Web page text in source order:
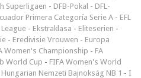
Superligaen - DFB-Pokal - DFL-
Primera Categoría Serie A - EFL
- Ekstraklasa - Eliteserien -
- Eredivisie Vrouwen - Europa
Women's Championship - FA
World Cup - FIFA Women's World
Hungarian Nemzeti Bajnokság NB 1 - I